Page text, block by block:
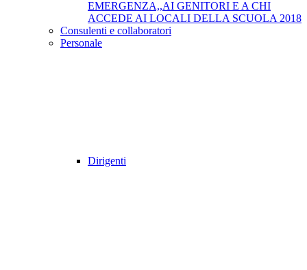
EMERGENZA,,AI GENITORI E A CHI
ACCEDE AI LOCALI DELLA SCUOLA 2018
Consulenti e collaboratori
Personale
Dirigenti